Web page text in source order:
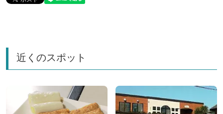
近くのスポット